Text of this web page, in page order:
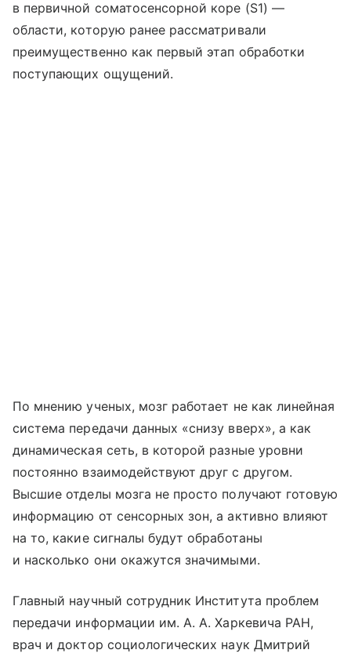
в первичной соматосенсорной коре (S1) —
области, которую ранее рассматривали
преимущественно как первый этап обработки
поступающих ощущений.
По мнению ученых, мозг работает не как линейная
система передачи данных «снизу вверх», а как
динамическая сеть, в которой разные уровни
постоянно взаимодействуют друг с другом.
Высшие отделы мозга не просто получают готовую
информацию от сенсорных зон, а активно влияют
на то, какие сигналы будут обработаны
и насколько они окажутся значимыми.
Главный научный сотрудник Института проблем
передачи информации им. А. А. Харкевича РАН,
врач и доктор социологических наук Дмитрий